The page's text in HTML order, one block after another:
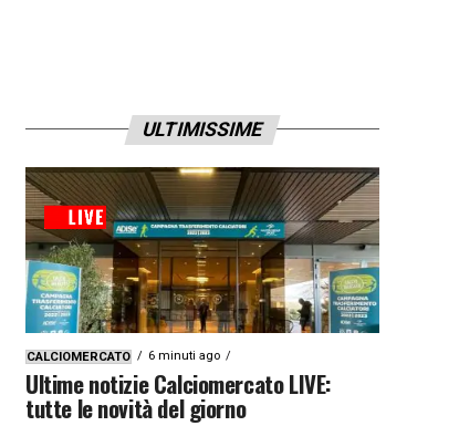
ULTIMISSIME
CALCIOMERCATO 6 minuti ago
Ultime notizie Calciomercato LIVE:
tutte le novità del giorno